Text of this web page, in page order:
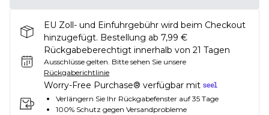
EU Zoll- und Einfuhrgebühr wird beim Checkout
hinzugefügt. Bestellung ab 7,99 €
Rückgabeberechtigt innerhalb von 21 Tagen
Ausschlüsse gelten. Bitte sehen Sie unsere
Rückgaberichtlinie
Worry-Free Purchase® verfügbar mit
Verlängern Sie Ihr Rückgabefenster auf 35 Tage
100% Schutz gegen Versandprobleme